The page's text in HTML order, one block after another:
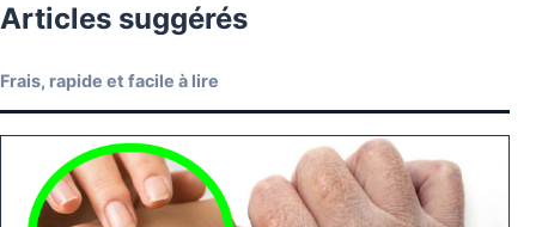
Articles suggérés
Frais, rapide et facile à lire